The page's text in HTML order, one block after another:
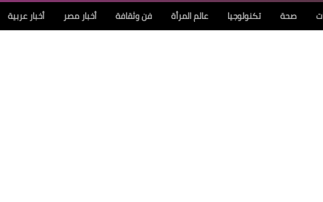
صحة تكنولوجيا عالم المرأة فن وثقافة أخبار مصر أخبار عربية